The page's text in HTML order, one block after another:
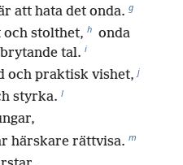
att hata det onda. g
och stolthet, h onda
tal. i
och praktisk vishet, j
styrka. l
härskare rättvisa. m